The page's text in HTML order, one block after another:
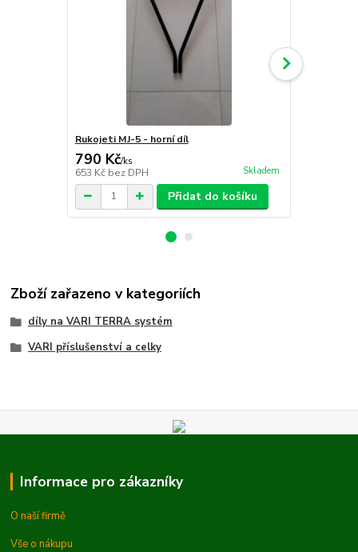
Rukojeti MJ-5 - horní díl
790 Kč/ks
653 Kč bez DPH Skladem
Přidat do košíku
Zboží zařazeno v kategoriích
díly na VARI TERRA systém
VARI příslušenství a celky
Informace pro zákazníky
O naší firmě
Vše o nákupu